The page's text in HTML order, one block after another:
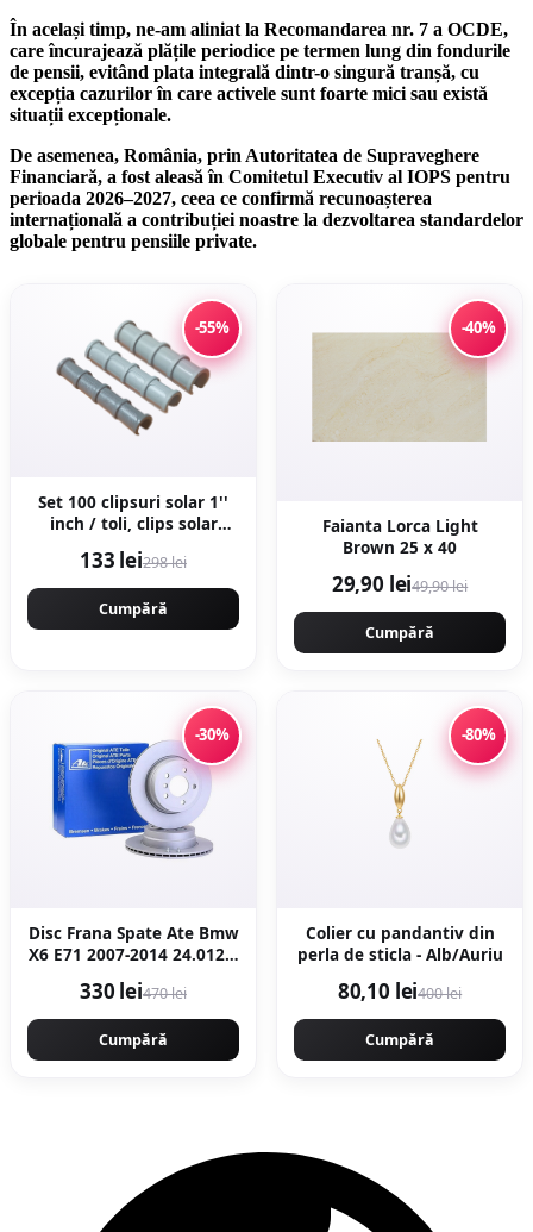
În același timp, ne-am aliniat la Recomandarea nr. 7 a OCDE,
care încurajează plățile periodice pe termen lung din fondurile
de pensii, evitând plata integrală dintr-o singură tranșă, cu
excepția cazurilor în care activele sunt foarte mici sau există
situații excepționale.
De asemenea, România, prin Autoritatea de Supraveghere
Financiară, a fost aleasă în Comitetul Executiv al IOPS pentru
perioada 2026–2027, ceea ce confirmă recunoașterea
internațională a contribuției noastre la dezvoltarea standardelor
globale pentru pensiile private.
-55%
Set 100 clipsuri solar 1''
inch / toli, clips solar
133 lei298 lei
Cumpără
-40%
Faianta Lorca Light
Brown 25 x 40
29,90 lei49,90 lei
Cumpără
-30%
Disc Frana Spate Ate Bmw
X6 E71 2007-2014 24.0120-
330 lei470 lei
Cumpără
-80%
Colier cu pandantiv din
perla de sticla - Alb/Auriu
80,10 lei400 lei
Cumpără